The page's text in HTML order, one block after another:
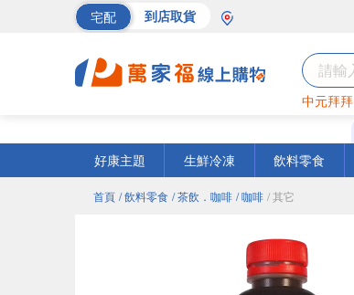
宅配 到店取貨
中元拜拜
好康主題
生鮮冷凍 飲料零食
首頁 / 飲料零食 / 茶飲．咖啡 / 咖啡 / 其它